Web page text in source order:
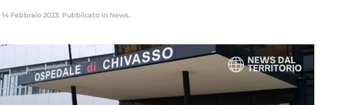
14 Febbraio 2023. Pubblicato in News.